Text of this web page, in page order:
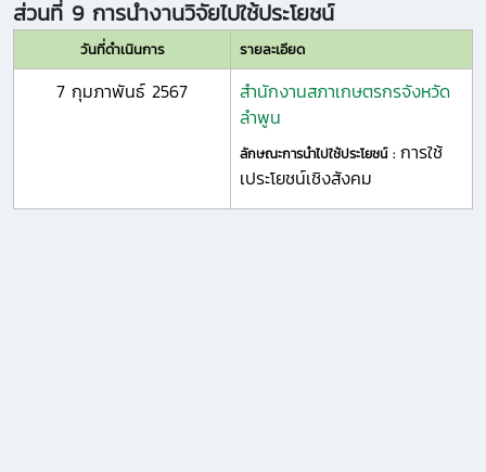
ส่วนที่ 9 การนำงานวิจัยไปใช้ประโยชน์
วันที่ดำเนินการ รายละเอียด
7 กุมภาพันธ์ 2567
สำนักงานสภาเกษตรกรจังหวัด
ลำพูน
ลักษณะการนำไปใช้ประโยชน์ : การใช้
เประโยชน์เชิงสังคม